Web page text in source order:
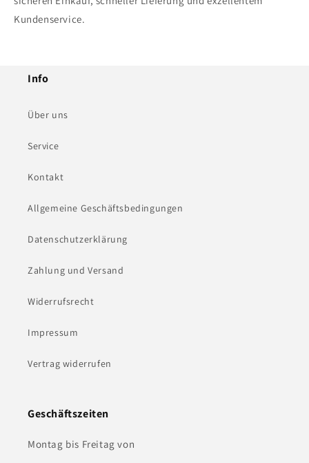
Kundenservice.
Info
Über uns
Service
Kontakt
Allgemeine Geschäftsbedingungen
Datenschutzerklärung
Zahlung und Versand
Widerrufsrecht
Impressum
Vertrag widerrufen
Geschäftszeiten
Montag bis Freitag von